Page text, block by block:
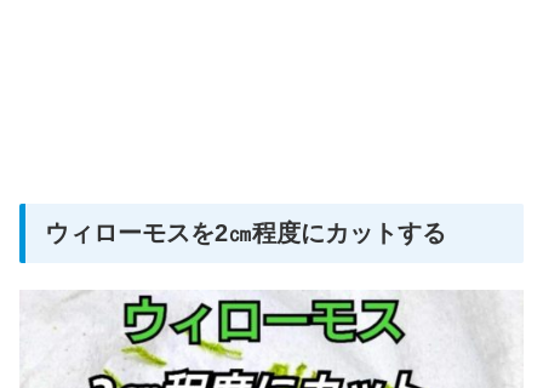
ウィローモスを2㎝程度にカットする